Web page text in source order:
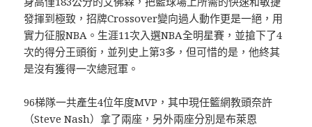
發揮到極致，招牌Crossover變向過人動作更是一絕，用
實力征服NBA。生涯11次入選NBA全明星賽，並搶下了4
次的得分王頭銜，並列史上第3多，但可惜的是，他終其
是沒有獲得一次總冠軍。
96梯隊一共產生4位年度MVP，其中現任籃網教頭奈許
（Steve Nash）拿了兩座，另外兩座分別是布萊恩